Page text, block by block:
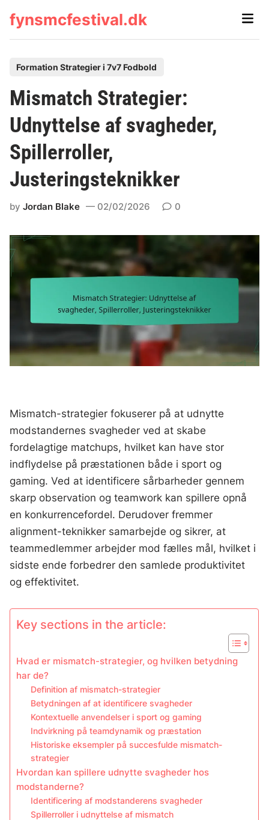
fynsmcfestival.dk
Main
s
t
e
d
n
Formation Strategier i 7v7 Fodbold
Mismatch Strategier:
Udnyttelse af svagheder,
Spillerroller,
Justeringsteknikker
byJordan Blake 02/02/2026 0
Mismatch-strategier fokuserer på at udnytte
modstandernes svagheder ved at skabe
fordelagtige matchups, hvilket kan have stor
indflydelse på præstationen både i sport og
gaming. Ved at identificere sårbarheder gennem
skarp observation og teamwork kan spillere opnå
en konkurrencefordel. Derudover fremmer
alignment-teknikker samarbejde og sikrer, at
teammedlemmer arbejder mod fælles mål, hvilket i
sidste ende forbedrer den samlede produktivitet
og effektivitet.
Key sections in the article:
Hvad er mismatch-strategier, og hvilken betydning
har de?
Definition af mismatch-strategier
Betydningen af at identificere svagheder
Kontextuelle anvendelser i sport og gaming
Indvirkning på teamdynamik og præstation
Historiske eksempler på succesfulde mismatch-
strategier
Hvordan kan spillere udnytte svagheder hos
modstanderne?
Identificering af modstanderens svagheder
Spillerroller i udnyttelse af mismatch